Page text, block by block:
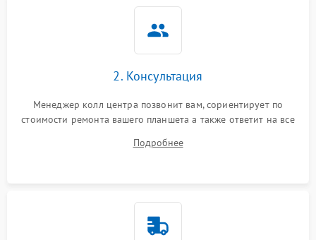
2. Консультация
Менеджер колл центра позвонит вам, сориентирует по
стоимости ремонта вашего планшета а также ответит на все
Подробнее